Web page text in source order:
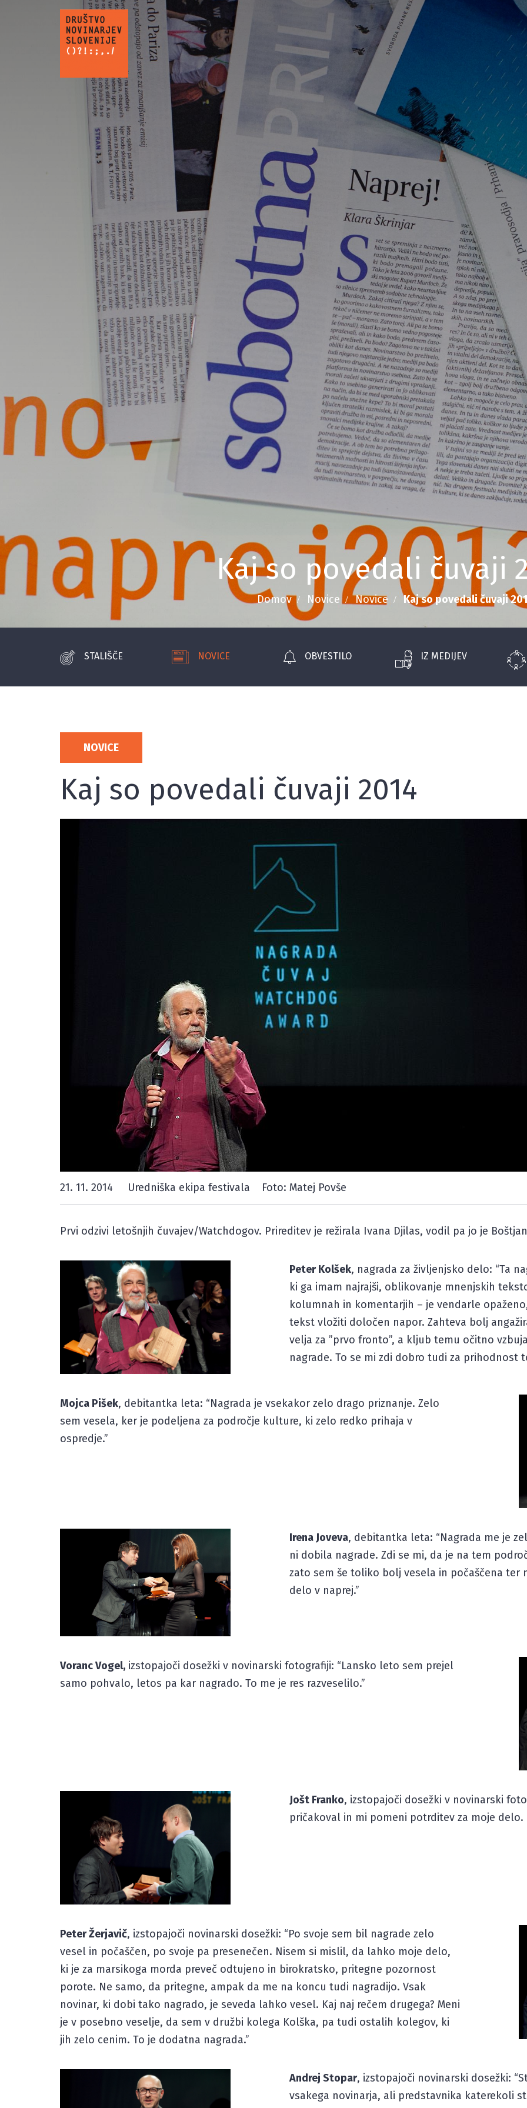
Kaj so povedali čuvaji
Domov Novice Novice Kaj so povedali čuvaji
STALIŠČE NOVICE OBVESTILO IZ MEDIJEV
NOVICE
Kaj so povedali čuvaji 2014
21. 11. 2014 Uredniška ekipa festivala Foto: Matej Povše
Prvi odzivi letošnjih čuvajev/Watchdogov. Prireditev je režirala Ivana Djilas, vodil pa jo je
Peter Kolšek, nagrada za življenjsko delo: “Ta
ki ga imam najrajši, oblikovanje mnenjskih
kolumnah in komentarjih – je vendarle
tekst vložiti določen napor. Zahteva bolj
velja za ”prvo fronto”, a kljub temu očitno
nagrade. To se mi zdi dobro tudi za prihodnost
Mojca Pišek, debitantka leta: “Nagrada je vsekakor zelo drago priznanje. Zelo
sem vesela, ker je podeljena za področje kulture, ki zelo redko prihaja v
ospredje.”
Irena Joveva, debitantka leta: “Nagrada me je
ni dobila nagrade. Zdi se mi, da je na tem
zato sem še toliko bolj vesela in počaščena ter
delo v naprej.”
Voranc Vogel, izstopajoči dosežki v novinarski fotografiji: “Lansko leto sem prejel
samo pohvalo, letos pa kar nagrado. To me je res razveselilo.”
Jošt Franko, izstopajoči dosežki v novinarski
pričakoval in mi pomeni potrditev za moje delo.
Peter Žerjavič, izstopajoči novinarski dosežki: “Po svoje sem bil nagrade zelo
vesel in počaščen, po svoje pa presenečen. Nisem si mislil, da lahko moje delo,
ki je za marsikoga morda preveč odtujeno in birokratsko, pritegne pozornost
porote. Ne samo, da pritegne, ampak da me na koncu tudi nagradijo. Vsak
novinar, ki dobi tako nagrado, je seveda lahko vesel. Kaj naj rečem drugega? Meni
je v posebno veselje, da sem v družbi kolega Kolška, pa tudi ostalih kolegov, ki
jih zelo cenim. To je dodatna nagrada.”
Andrej Stopar, izstopajoči novinarski dosežki:
vsakega novinarja, ali predstavnika katerekoli